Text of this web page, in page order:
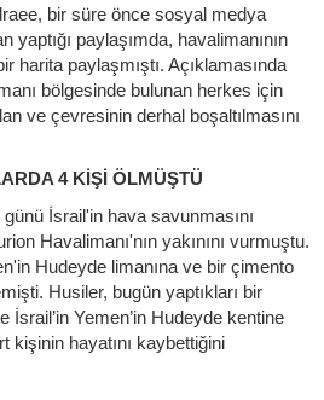
bir süre önce sosyal medya
yaptığı paylaşımda, havalimanının
harita paylaşmıştı. Açıklamasında
bölgesinde bulunan herkes için
ve çevresinin derhal boşaltılmasını
4 KİŞİ ÖLMÜŞTÜ
İsrail'in hava savunmasını
Havalimanı'nın yakınını vurmuştu.
Hudeyde limanına ve bir çimento
Husiler, bugün yaptıkları bir
İsrail’in Yemen’in Hudeyde kentine
kişinin hayatını kaybettiğini